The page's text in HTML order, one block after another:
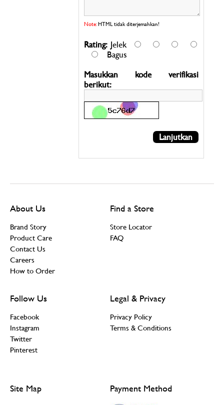
Note:HTML tidak diterjemahkan!
Rating: Jelek
Bagus
Masukkan kode verifikasi
berikut:
Lanjutkan
About Us
Brand Story
Product Care
Contact Us
Careers
How to Order
Find a Store
Store Locator
FAQ
Follow Us
Facebook
Instagram
Twitter
Pinterest
Legal & Privacy
Privacy Policy
Terms & Conditions
Site Map Payment Method